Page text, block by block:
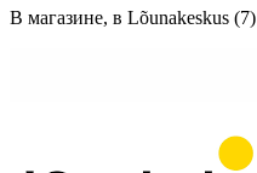
В магазине, в Lõunakeskus (7)